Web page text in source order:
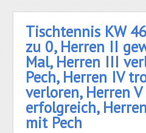
Tischtennis KW
zu 0, Herren II
Mal, Herren III
Pech, Herren IV
verloren, Herren
erfolgreich,
mit Pech